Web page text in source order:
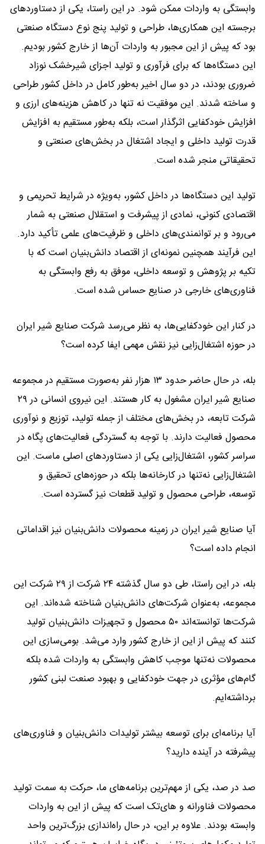
وابستگی به واردات ممکن شود. در این راستا، یکی از دستاوردهای
برجسته این همکاری‌ها، طراحی و تولید پنج نوع دستگاه صنعتی
بود که پیش از این مجبور به واردات آن‌ها از خارج کشور بودیم.
این دستگاه‌ها که برای فرآوری و تولید اجزای شیرخشک نوزاد
ضروری بودند، در دو سال اخیر به‌طور کامل در داخل کشور طراحی
و ساخته شدند. این موفقیت نه تنها در کاهش هزینه‌های ارزی و
افزایش خودکفایی اثرگذار است، بلکه به‌طور مستقیم به افزایش
قدرت تولید داخلی و ایجاد اشتغال در بخش‌های صنعتی و
تحقیقاتی منجر شده است.
تولید این دستگاه‌ها در داخل کشور، به‌ویژه در شرایط تحریمی و
اقتصادی کنونی، نمادی از پیشرفت و استقلال صنعتی به شمار
می‌رود و بر توانمندی‌های داخلی و ظرفیت‌های علمی تأکید دارد.
این فرآیند همچنین نمونه‌ای از اقتصاد دانش‌بنیان است که با
تکیه بر پژوهش و توسعه داخلی، موفق به رفع وابستگی به
فناوری‌های خارجی در صنایع حساس شده است.
در کنار این خودکفایی‌ها، به نظر می‌رسد شرکت صنایع شیر ایران
در حوزه اشتغال‌زایی نیز نقش مهمی ایفا کرده است؟
بله، در حال حاضر حدود ۱۳ هزار نفر به‌صورت مستقیم در مجموعه
صنایع شیر ایران مشغول به کار هستند. این نیروی انسانی در ۲۹
شرکت تابعه، در بخش‌های مختلف از جمله تولید، توزیع و نوآوری
محصول فعالیت دارند. با توجه به گستردگی فعالیت‌های پگاه در
سراسر کشور، اشتغال‌زایی یکی از دستاوردهای اصلی ماست. این
اشتغال‌زایی نه‌تنها در کارخانه‌ها بلکه در حوزه‌های تحقیق و
توسعه، طراحی محصول و تولید قطعات نیز گسترده است.
آیا صنایع شیر ایران در زمینه محصولات دانش‌بنیان نیز اقداماتی
انجام داده است؟
بله، در این راستا، طی دو سال گذشته ۲۴ شرکت از ۲۹ شرکت این
مجموعه، به‌عنوان شرکت‌های دانش‌بنیان شناخته شده‌اند. این
شرکت‌ها توانسته‌اند ۵۰ محصول و تجهیزات دانش‌بنیان تولید
کنند که پیش از این از خارج کشور وارد می‌شد. بومی‌سازی این
محصولات نه‌تنها موجب کاهش وابستگی به واردات شده بلکه
گام‌های مؤثری در جهت خودکفایی و بهبود صنعت لبنی کشور
برداشته‌ایم.
آیا برنامه‌ای برای توسعه بیشتر تولیدات دانش‌بنیان و فناوری‌های
پیشرفته در آینده دارید؟
صد در صد، یکی از مهم‌ترین برنامه‌های ما، حرکت به سمت تولید
محصولات فناورانه و های‌تک است که پیش از این به واردات
وابسته بودند. علاوه بر این، در حال راه‌اندازی بزرگ‌ترین واحد